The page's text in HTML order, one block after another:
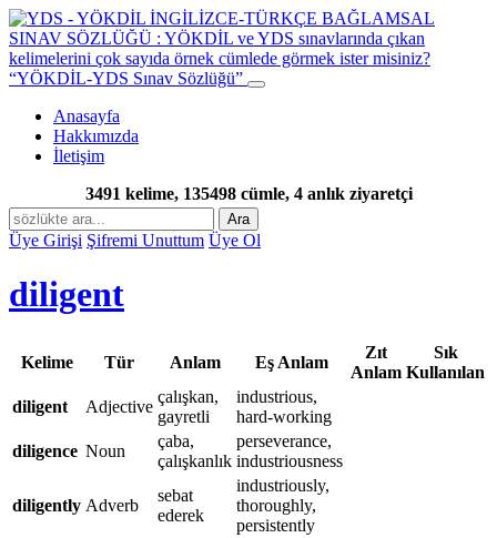
“YÖKDİL-YDS Sınav Sözlüğü”
Anasayfa
Hakkımızda
İletişim
3491 kelime, 135498 cümle, 4 anlık ziyaretçi
Ara
Üye Girişi Şifremi Unuttum Üye Ol
diligent
Kelime Tür Anlam Eş Anlam
Zıt
Anlam
Sık
Kullanılan
diligent
Adjective
çalışkan,
gayretli
industrious,
hard-working
diligence Noun
çaba,
çalışkanlık
perseverance,
industriousness
diligently Adverb
sebat
ederek
industriously,
thoroughly,
persistently